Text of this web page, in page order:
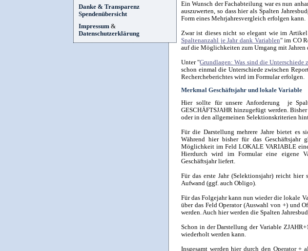
Danke & Transparenz
Spendenübersicht
Impressum &
Datenschutzerklärung
Ein Wunsch der Fachabteilung war es nun
auszuwerten, so dass hier als Spalten
Form eines Mehrjahresvergleich erfolgen kann.
Zwar ist dieses nicht so elegant wie im
Spaltenanzahl je Jahr dank Variablen" im CO
auf die Möglichkeiten zum Umgang mit Jahren
Unter "Grundlagen: Was sind die Unterschiede
schon einmal die Unterschiede zwischen
Rechercheberichtes wird im Formular erfolgen.
Merkmal Geschäftsjahr und lokale Variable
Hier sollte für unsere Anforderung je
GESCHÄFTSJAHR hinzugefügt werden.
oder in den allgemeinen Selektionskriterien
Für die Darstellung mehrere Jahre bietet es
Während hier bisher für das Geschäftsjahr
Möglichkeit im Feld LOKALE VARIABLE
Hierdurch wird im Formular eine eigene
Geschäftsjahr liefert.
Für das erste Jahr (Selektionsjahr) reicht
Aufwand (ggf. auch Obligo).
Für das Folgejahr kann nun wieder die lokale
über das Feld Operator (Auswahl von +) und
werden. Auch hier werden die Spalten
Schon in der Darstellung der Variable
wiederholt werden kann.
Insgesamt werden hier durch den Operator +